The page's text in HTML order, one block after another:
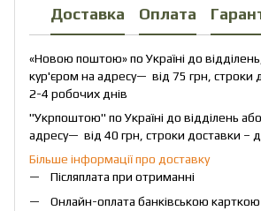
Доставка Оплата
«Новою поштою» по Україні до
кур'єром на адресу— від 75 грн, строки
2-4 робочих днів
"Укрпоштою" по Україні до відділень
адресу— від 40 грн, строки доставки –
Більше інформації про доставку
Післяплата при отриманні
Онлайн-оплата банківською